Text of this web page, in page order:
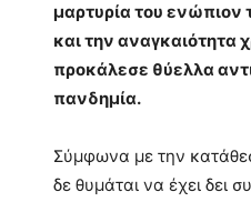
μαρτυρία του
και την αναγκαιότητα
προκάλεσε θύελλα
πανδημία.
Σύμφωνα με την
δε θυμάται να έχει δει